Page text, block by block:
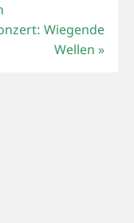
Wiegende
Wellen»